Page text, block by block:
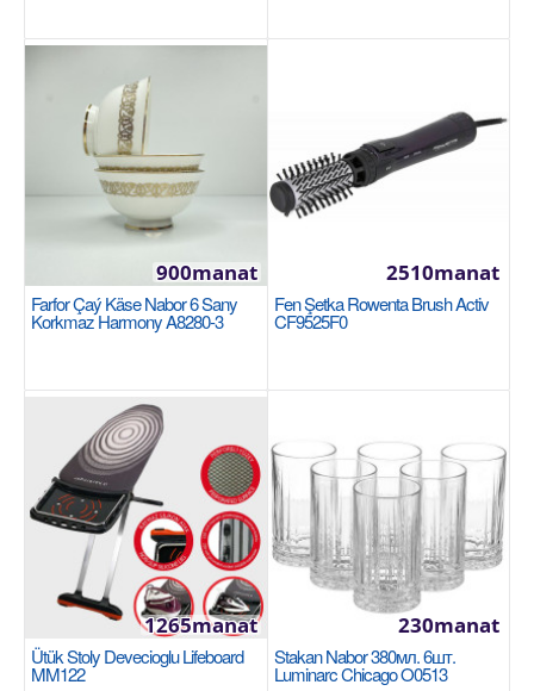
Mist O0096
LUMINARC
Материал : Из стекла Объем: 300 мл Кол-во в
наборе: Из 4 предметов..
Availability
Sebede Goş
Farfor Çaý Käse Nabor 6 Sany
Korkmaz Harmony A8280-3
900manat
Fen Şetka Rowenta Brush Activ
CF9525F0
2510manat
Ütük Stoly Devecioglu Lifeboard
MM122
1265manat
Stakan Nabor 380мл. 6шт.
Luminarc Chicago O0513
230manat